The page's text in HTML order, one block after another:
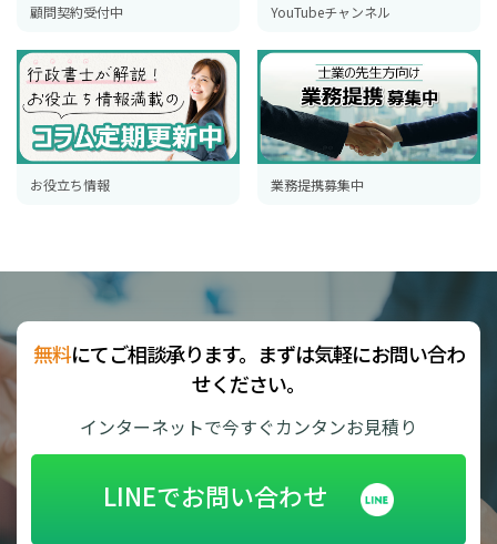
顧問契約受付中 YouTubeチャンネル
お役立ち情報 業務提携募集中
無料にてご相談承ります。まずは気軽にお問い合わ
せください。
インターネットで今すぐカンタンお見積り
LINEでお問い合わせ